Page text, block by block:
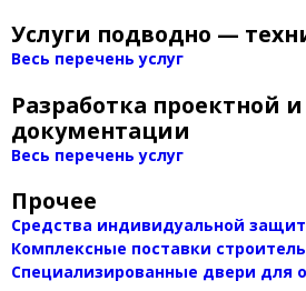
Услуги подводно —
Весь перечень услуг
Разработка проектной
документации
Весь перечень услуг
Прочее
Средства индивидуальной
Комплексные поставки
Специализированные двери для